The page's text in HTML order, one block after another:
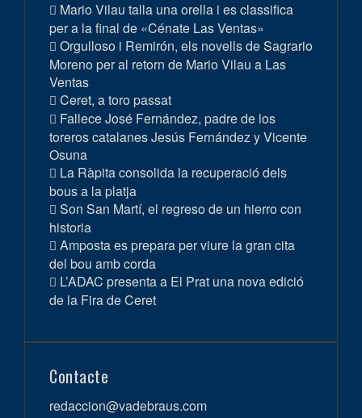
Mario Vilau talla una orella i es classifica
per a la final de «Cénate Las Ventas»
Orgulloso i Remirón, els novells de Sagrario
Moreno per al retorn de Mario Vilau a Las
Ventas
Ceret, a toro passat
Fallece José Fernández, padre de los
toreros catalanes Jesús Fernández y Vicente
Osuna
La Ràpita consolida la recuperació dels
bous a la platja
Son San Martí, el regreso de un hierro con
historia
Amposta es prepara per viure la gran cita
del bou amb corda
L’ADAC presenta a El Prat una nova edició
de la Fira de Ceret
Contacte
redaccion@vadebraus.com